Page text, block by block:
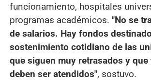
funcionamiento, hospitales
programas académicos. "No se
de salarios. Hay fondos
sostenimiento cotidiano de las
que siguen muy retrasados y que
deben ser atendidos", sostuvo.